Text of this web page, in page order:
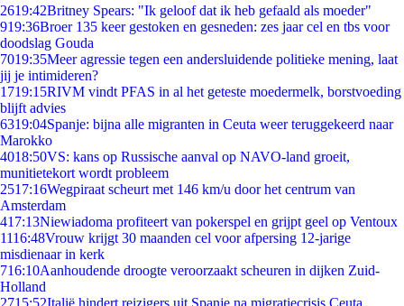
2619:42Britney Spears: "Ik geloof dat ik heb gefaald als moeder"
919:36Broer 135 keer gestoken en gesneden: zes jaar cel en tbs voor
doodslag Gouda
7019:35Meer agressie tegen een andersluidende politieke mening, laat
jij je intimideren?
1719:15RIVM vindt PFAS in al het geteste moedermelk, borstvoeding
blijft advies
6319:04Spanje: bijna alle migranten in Ceuta weer teruggekeerd naar
Marokko
4018:50VS: kans op Russische aanval op NAVO-land groeit,
munitietekort wordt probleem
2517:16Wegpiraat scheurt met 146 km/u door het centrum van
Amsterdam
417:13Niewiadoma profiteert van pokerspel en grijpt geel op Ventoux
1116:48Vrouw krijgt 30 maanden cel voor afpersing 12-jarige
misdienaar in kerk
716:10Aanhoudende droogte veroorzaakt scheuren in dijken Zuid-
Holland
2715:52Italië hindert reizigers uit Spanje na migratiecrisis Ceuta